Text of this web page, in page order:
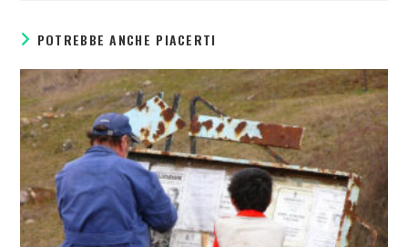
POTREBBE ANCHE PIACERTI